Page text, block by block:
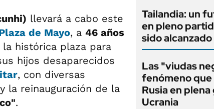
llevará a cabo este
de Mayo, a 46 años
histórica plaza para
hijos desaparecidos
, con diversas
la reinauguración de la
.
Tailandia: un
en pleno
sido
Las "viudas
fenómeno que
Rusia en
Ucrania